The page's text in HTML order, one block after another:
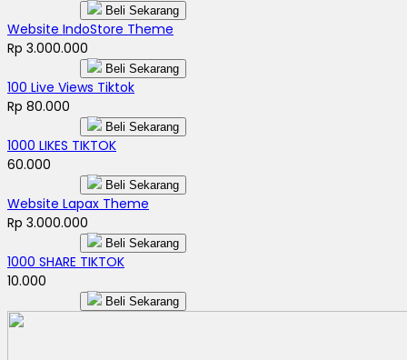
Beli Sekarang
Website IndoStore Theme
Rp 3.000.000
Beli Sekarang
100 Live Views Tiktok
Rp 80.000
Beli Sekarang
1000 LIKES TIKTOK
60.000
Beli Sekarang
Website Lapax Theme
Rp 3.000.000
Beli Sekarang
1000 SHARE TIKTOK
10.000
Beli Sekarang